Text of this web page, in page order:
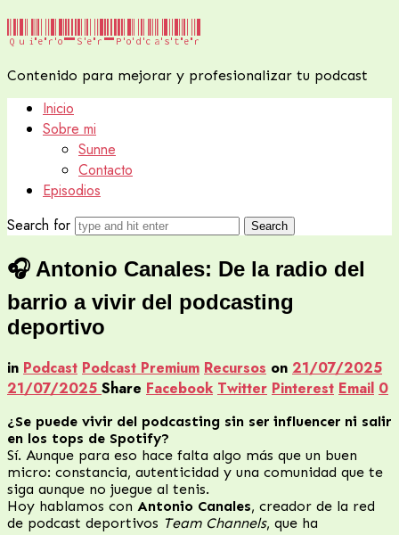
Quiero
Podcaster
Quiero Ser Podcaster
Contenido para mejorar y profesionalizar tu podcast
Inicio
Sobre mi
Sunne
Contacto
Episodios
Search for
🎧 Antonio Canales: De la radio del
barrio a vivir del podcasting
deportivo
in Podcast Podcast Premium Recursos on 21/07/2025
21/07/2025 Share Facebook Twitter Pinterest Email 0
¿Se puede vivir del podcasting sin ser influencer ni salir
en los tops de Spotify?
Sí. Aunque para eso hace falta algo más que un buen
micro: constancia, autenticidad y una comunidad que te
siga aunque no juegue al tenis.
Hoy hablamos con Antonio Canales, creador de la red
de podcast deportivos Team Channels, que ha